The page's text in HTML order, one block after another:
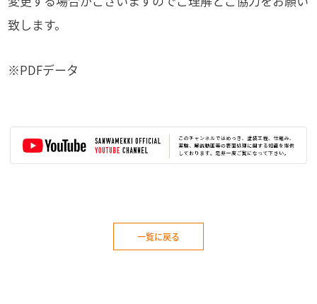
致します。
※PDFデータ
一覧に戻る